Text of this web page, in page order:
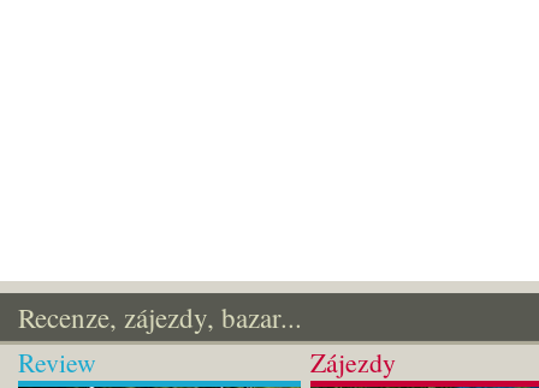
Recenze, zájezdy, bazar...
Review Zájezdy